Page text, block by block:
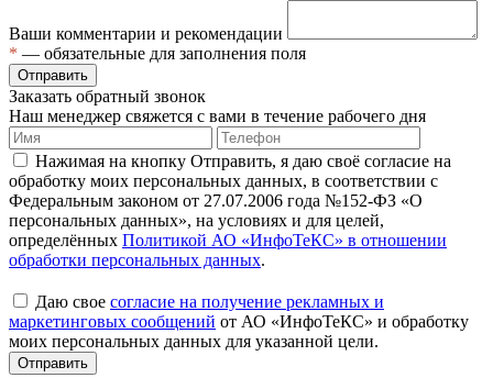
Ваши комментарии и рекомендации
* — обязательные для заполнения поля
Отправить
Заказать обратный звонок
Наш менеджер свяжется с вами в течение рабочего дня
Нажимая на кнопку Отправить, я даю своё согласие на
обработку моих персональных данных, в соответствии с
Федеральным законом от 27.07.2006 года №152-ФЗ «О
персональных данных», на условиях и для целей,
определённых Политикой АО «ИнфоТеКС» в отношении
обработки персональных данных.
Даю свое согласие на получение рекламных и
маркетинговых сообщений от АО «ИнфоТеКС» и обработку
моих персональных данных для указанной цели.